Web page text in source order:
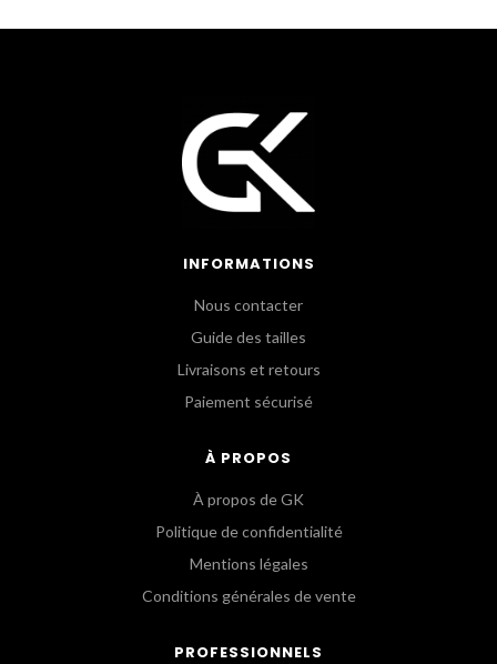
INFORMATIONS
Nous contacter
Guide des tailles
Livraisons et retours
Paiement sécurisé
À PROPOS
À propos de GK
Politique de confidentialité
Mentions légales
Conditions générales de vente
PROFESSIONNELS